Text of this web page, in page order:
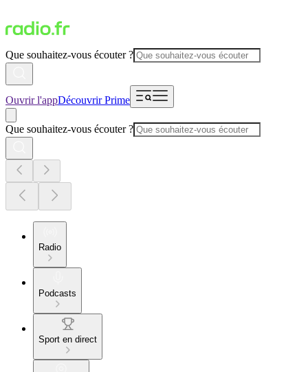
Que souhaitez-vous écouter ?
Ouvrir l'appDécouvrir Prime
Que souhaitez-vous écouter ?
Radio
Podcasts
Sport en direct